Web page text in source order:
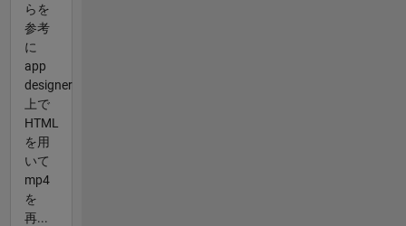
らを
参考
に
app
designer
上で
HTML
を用
いて
mp4
を
再...